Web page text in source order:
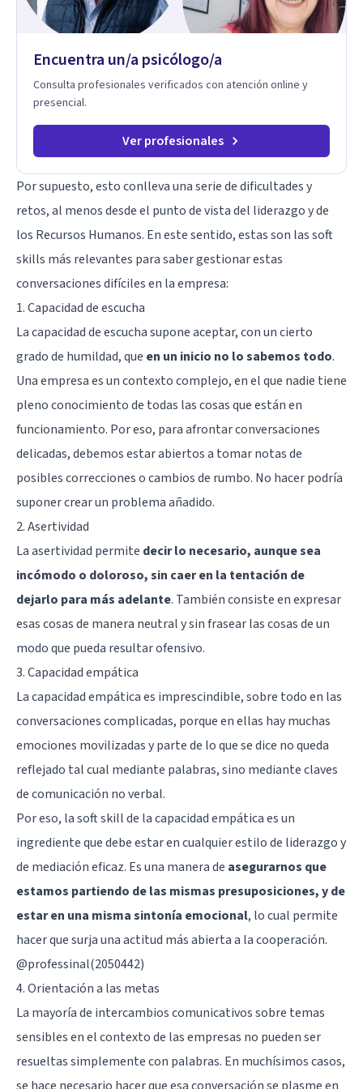
Encuentra un/a psicólogo/a
Consulta profesionales verificados con atención online y
presencial.
Ver profesionales
Por supuesto, esto conlleva una serie de dificultades y
retos, al menos desde el punto de vista del liderazgo y de
los Recursos Humanos. En este sentido, estas son las soft
skills más relevantes para saber gestionar estas
conversaciones difíciles en la empresa:
1. Capacidad de escucha
La capacidad de escucha supone aceptar, con un cierto
grado de humildad, que en un inicio no lo sabemos todo.
Una empresa es un contexto complejo, en el que nadie tiene
pleno conocimiento de todas las cosas que están en
funcionamiento. Por eso, para afrontar conversaciones
delicadas, debemos estar abiertos a tomar notas de
posibles correcciones o cambios de rumbo. No hacer podría
suponer crear un problema añadido.
2. Asertividad
La asertividad permite decir lo necesario, aunque sea
incómodo o doloroso, sin caer en la tentación de
dejarlo para más adelante. También consiste en expresar
esas cosas de manera neutral y sin frasear las cosas de un
modo que pueda resultar ofensivo.
3. Capacidad empática
La capacidad empática es imprescindible, sobre todo en las
conversaciones complicadas, porque en ellas hay muchas
emociones movilizadas y parte de lo que se dice no queda
reflejado tal cual mediante palabras, sino mediante claves
de comunicación no verbal.
Por eso, la soft skill de la capacidad empática es un
ingrediente que debe estar en cualquier estilo de liderazgo y
de mediación eficaz. Es una manera de asegurarnos que
estamos partiendo de las mismas presuposiciones, y de
estar en una misma sintonía emocional, lo cual permite
hacer que surja una actitud más abierta a la cooperación.
@professinal(2050442)
4. Orientación a las metas
La mayoría de intercambios comunicativos sobre temas
sensibles en el contexto de las empresas no pueden ser
resueltas simplemente con palabras. En muchísimos casos,